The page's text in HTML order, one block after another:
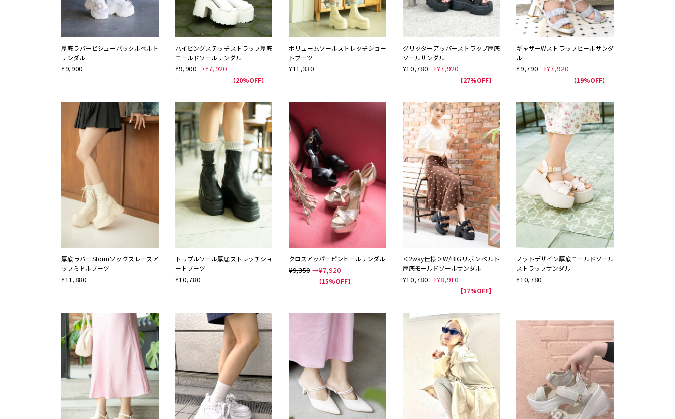
厚底ラバービジューバックルベルト
サンダル
¥9,900
パイピングステッチストラップ厚底
モールドソールサンダル
¥9,900→¥7,920
【20%OFF】
ボリュームソールストレッチショー
トブーツ
¥11,330
グリッターアッパーストラップ厚底
ソールサンダル
¥10,780→¥7,920
【27%OFF】
ギャザーWストラップヒールサンダ
ル
¥9,790→¥7,920
【19%OFF】
厚底ラバーStormソックスレースア
ップミドルブーツ
¥11,880
トリプルソール厚底ストレッチショ
ートブーツ
¥10,780
クロスアッパーピンヒールサンダル
¥9,350 →¥7,920
【15%OFF】
＜2way仕様＞W/BIGリボンベルト
厚底モールドソールサンダル
¥10,780→¥8,910
【17%OFF】
ノットデザイン厚底モールドソール
ストラップサンダル
¥10,780